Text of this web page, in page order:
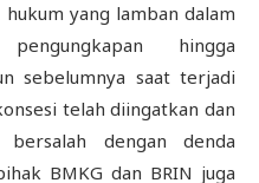
yang lamban dalam
hingga
sebelumnya saat terjadi
telah diingatkan dan
dengan denda
BMKG dan BRIN juga